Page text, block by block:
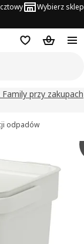
Wybierz sklep
Zaloguj się
Lista zakupowa
Koszyk
przy zakupach
odpadów